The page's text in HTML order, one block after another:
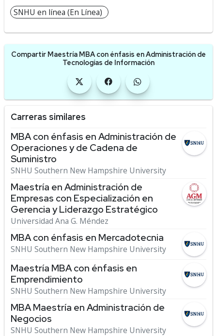
SNHU en línea (En Línea)
Compartir Maestría MBA con énfasis en Administración de
Tecnologías de Información
Carreras similares
MBA con énfasis en Administración de
Operaciones y de Cadena de
Suministro
SNHU Southern New Hampshire University
Maestría en Administración de
Empresas con Especialización en
Gerencia y Liderazgo Estratégico
Universidad Ana G. Méndez
MBA con énfasis en Mercadotecnia
SNHU Southern New Hampshire University
Maestría MBA con énfasis en
Emprendimiento
SNHU Southern New Hampshire University
MBA Maestría en Administración de
Negocios
SNHU Southern New Hampshire University